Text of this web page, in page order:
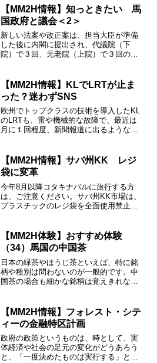
日本人クラブのホームページは情報が豊
富で便利です。
【MM2H情報】知っときたい 馬
国政府と議会＜2＞
新しい法案や改正案は、担当大臣が準備
した後に内閣に提出され、代議院（下
院）で３回、元老院（上院）で３回の審
と自己主張の嵐となり、いつまでも話が
進まなくなってしまいます。
【MM2H情報】KLでLRTが止ま
った？迷わずSNS
欧州でトップクラスの技術を導入したKL
のLRTも、雷や機械的な故障で、最近は
月に１回程度、新聞報道に出るような遅
のは、全ての情報はSNSを通じて旅客に
報じられれている事実です。
【MM2H情報】サバ州KK レジ
袋に変革
今年8月以降コタキナバルに旅行する方
は、ご注意ください。サバ州KK市場は、
プラスチックのレジ袋を全面使用禁止に
をご持参ください。
【MM2H体験】おすすめ体験
（34）馬国の中国茶
日本の緑茶やほうじ茶といえば、特に銘
柄や種別は問わないのが一般的です。中
国茶の場合も細かな銘柄は覚えきれない
くと良いでしょう。必要十分な情報を提
供します。
【MM2H情報】フォレスト・シテ
ィーの金融特区計画
政府の政策というものは、時として、実
体経済や社会の足元の変化がどうあろう
と、「一度決めたものは実行する」とい